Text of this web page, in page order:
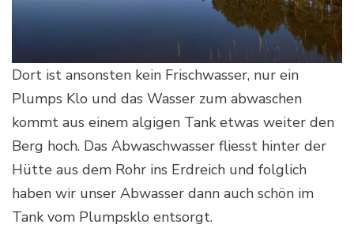
Dort ist ansonsten kein Frischwasser, nur ein
Plumps Klo und das Wasser zum abwaschen
kommt aus einem algigen Tank etwas weiter den
Berg hoch. Das Abwaschwasser fliesst hinter der
Hütte aus dem Rohr ins Erdreich und folglich
haben wir unser Abwasser dann auch schön im
Tank vom Plumpsklo entsorgt.